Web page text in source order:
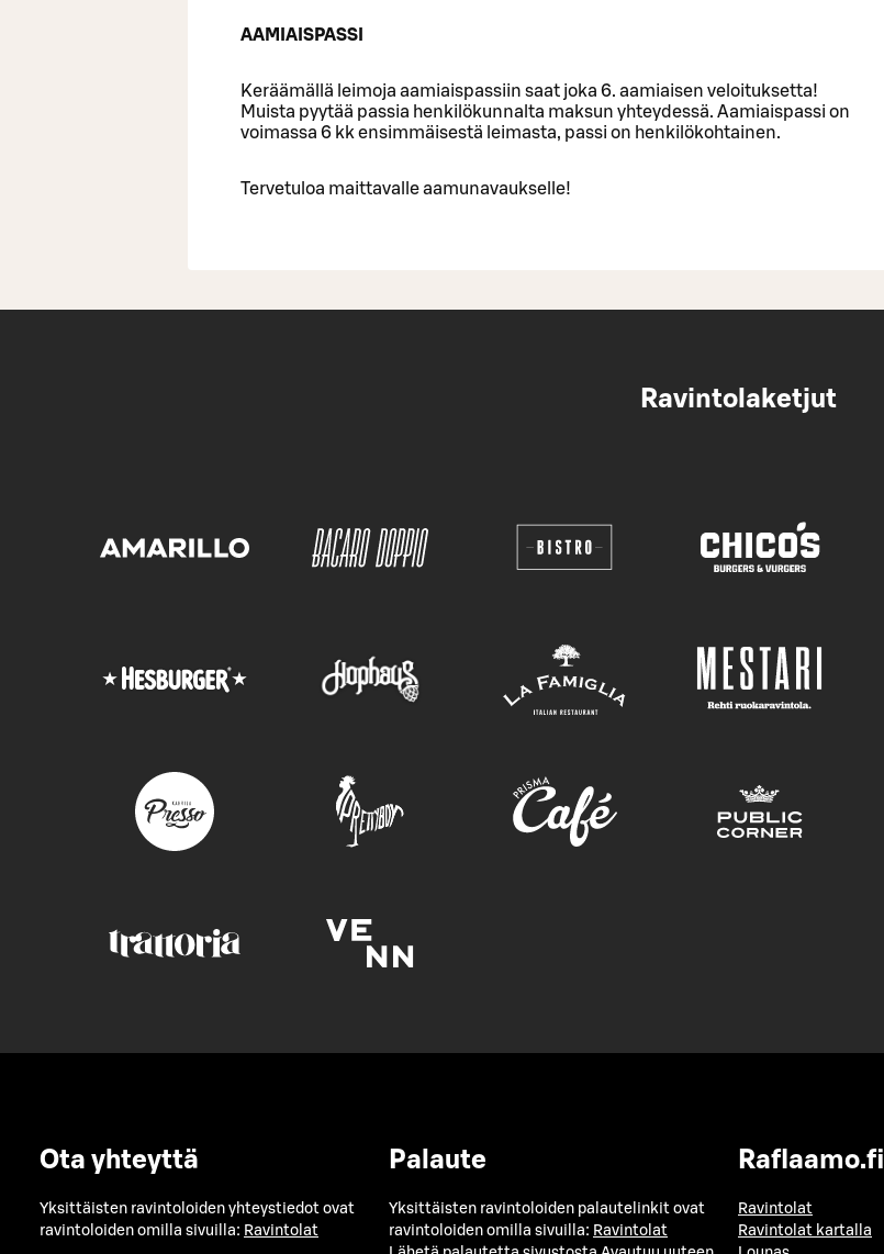
AAMIAISPASSI
Keräämällä leimoja aamiaispassiin saat joka 6. aamiaisen veloituksetta!
Muista pyytää passia henkilökunnalta maksun yhteydessä. Aamiaispassi on
voimassa 6 kk ensimmäisestä leimasta, passi on henkilökohtainen.
Tervetuloa maittavalle aamunavaukselle!
Ravintolaketjut
Ota yhteyttä
Yksittäisten ravintoloiden yhteystiedot ovat
ravintoloiden omilla sivuilla: Ravintolat
Palaute
Yksittäisten ravintoloiden palautelinkit ovat
ravintoloiden omilla sivuilla: Ravintolat
Raflaamo.fi
Ravintolat
Ravintolat kartalla